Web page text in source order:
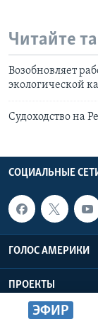
ЭФИР
Читайте
Возобновляет
экологической
Судоходство на
СОЦИАЛЬНЫЕ
ГОЛОС АМЕРИКИ
ПРОЕКТЫ